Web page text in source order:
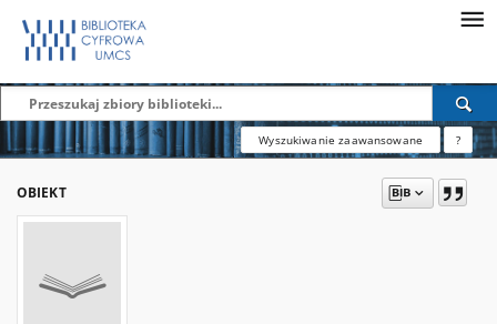
Wyszukiwanie zaawansowane ?
OBIEKT